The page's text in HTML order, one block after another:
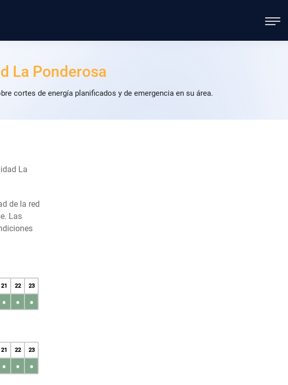
La Ponderosa
cortes de energía planificados y de emergencia en su área.
La
de la red
Las
21 22 23
● ● ●
21 22 23
● ● ●